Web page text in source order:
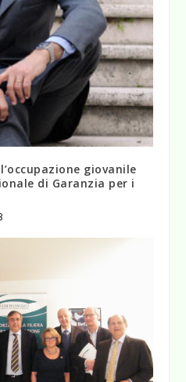
giovanile
di Garanzia per i